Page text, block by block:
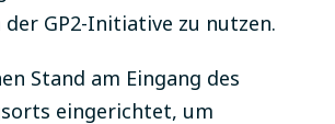
GP2-Initiative zu nutzen.
Stand am Eingang des
eingerichtet, um